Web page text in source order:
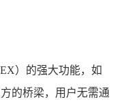
）的强大功能，如
的桥梁，用户无需通